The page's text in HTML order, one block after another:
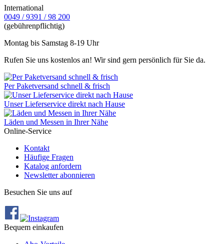
International
0049 / 9391 / 98 200
(gebührenpflichtig)
Montag bis Samstag 8-19 Uhr
Rufen Sie uns kostenlos an! Wir sind gern persönlich für Sie da.
Per Paketversand schnell & frisch
Unser Lieferservice direkt nach Hause
Läden und Messen in Ihrer Nähe
Online-Service
Kontakt
Häufige Fragen
Katalog anfordern
Newsletter abonnieren
Besuchen Sie uns auf
Bequem einkaufen